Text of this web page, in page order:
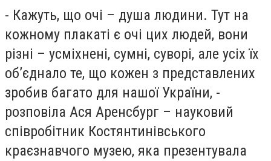
- Кажуть, що очі – душа людини. Тут на
кожному плакаті є очі цих людей, вони
різні – усміхнені, сумні, суворі, але усіх їх
об’єднало те, що кожен з представлених
зробив багато для нашої України, -
розповіла Ася Аренсбург – науковий
співробітник Костянтинівського
краєзнавчого музею, яка презентувала